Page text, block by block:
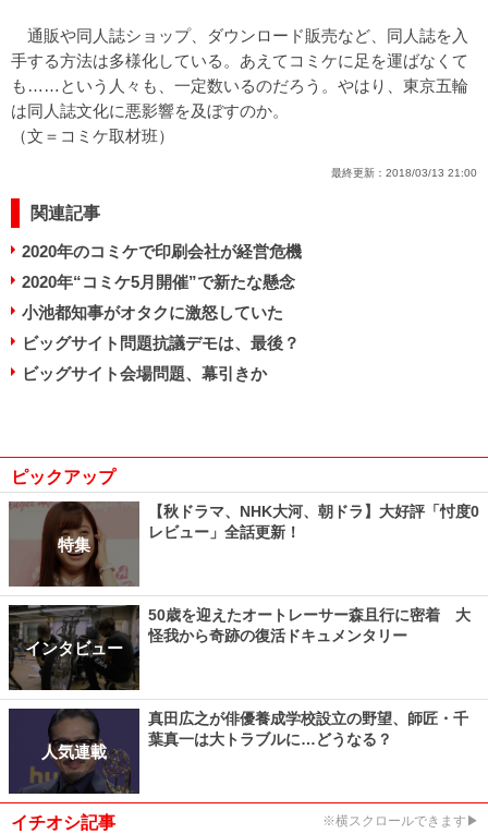
通販や同人誌ショップ、ダウンロード販売など、同人誌を入
手する方法は多様化している。あえてコミケに足を運ばなくて
も……という人々も、一定数いるのだろう。やはり、東京五輪
は同人誌文化に悪影響を及ぼすのか。
（文＝コミケ取材班）
最終更新： 2018/03/13 21:00
関連記事
2020年のコミケで印刷会社が経営危機
2020年“コミケ5月開催”で新たな懸念
小池都知事がオタクに激怒していた
ビッグサイト問題抗議デモは、最後？
ビッグサイト会場問題、幕引きか
ピックアップ
特集
【秋ドラマ、NHK大河、朝ドラ】大好評「忖度0
レビュー」全話更新！
インタビュー
50歳を迎えたオートレーサー森且行に密着 大
怪我から奇跡の復活ドキュメンタリー
人気連載
真田広之が俳優養成学校設立の野望、師匠・千
葉真一は大トラブルに…どうなる？
イチオシ記事 ※横スクロールできます▶